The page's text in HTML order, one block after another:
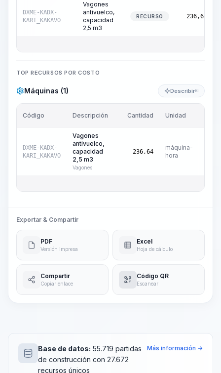
DXME-KADX-
KARI_KAKAVO
Vagones
antivuelco,
capacidad
2,5 m3
RECURSO 236,64
TOP RECURSOS POR COSTO
Máquinas (1) DescribirKI
Código Descripción Cantidad Unidad
DXME-KADX-
KARI_KAKAVO
Vagones
antivuelco,
capacidad
2,5 m3
Vagones
236,64
máquina-
hora
Exportar & Compartir
PDF
Versión impresa
Excel
Hoja de cálculo
Compartir
Copiar enlace
Código QR
Escanear
Base de datos: 55.719 partidas
de construcción con 27.672
recursos únicos
Más información →